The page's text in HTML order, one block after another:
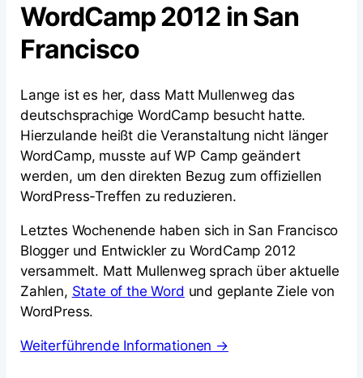
WordCamp 2012 in San
Francisco
Lange ist es her, dass Matt Mullenweg das
deutschsprachige WordCamp besucht hatte.
Hierzulande heißt die Veranstaltung nicht länger
WordCamp, musste auf WP Camp geändert
werden, um den direkten Bezug zum offiziellen
WordPress-Treffen zu reduzieren.
Letztes Wochenende haben sich in San Francisco
Blogger und Entwickler zu WordCamp 2012
versammelt. Matt Mullenweg sprach über aktuelle
Zahlen, State of the Word und geplante Ziele von
WordPress.
Weiterführende Informationen →